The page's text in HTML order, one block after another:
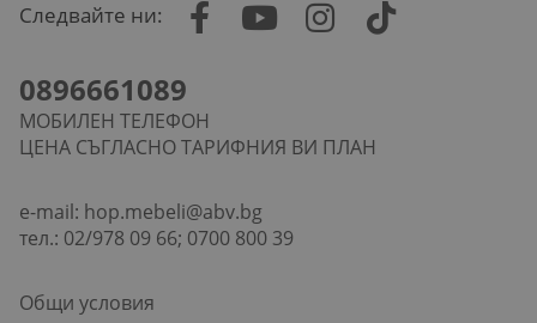
Следвайте ни:
0896661089
МОБИЛЕН ТЕЛЕФОН
ЦЕНА СЪГЛАСНО ТАРИФНИЯ ВИ ПЛАН
e-mail: hop.mebeli@abv.bg
тел.: 02/978 09 66; 0700 800 39
Общи условия